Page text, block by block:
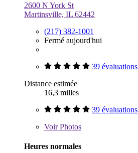
2600 N York St
Martinsville, IL 62442
(217) 382-1001
Fermé aujourd'hui
39 évaluations
Distance estimée
16,3 milles
39 évaluations
VoirPhotos
Heures normales